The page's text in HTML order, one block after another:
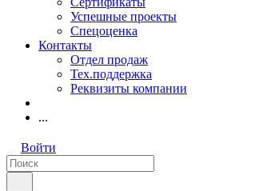
Успешные проекты
Спецоценка
Контакты
Отдел продаж
Тех.поддержка
Реквизиты компании
...
Войти